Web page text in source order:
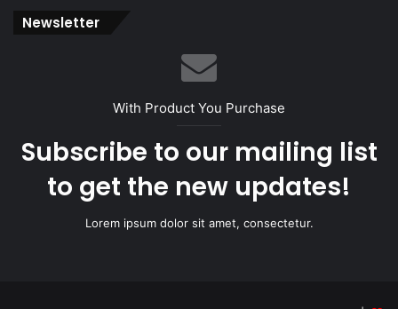
Newsletter
With Product You Purchase
Subscribe to our mailing list
to get the new updates!
Lorem ipsum dolor sit amet, consectetur.